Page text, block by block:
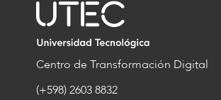
Centro de Transformación Digital
(+598) 2603 8832